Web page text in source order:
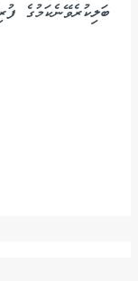
ބަލިކުރެވޭނެކަމުގެ